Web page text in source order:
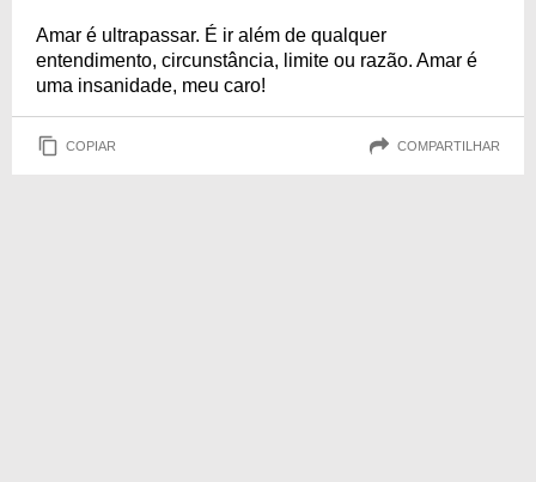
Amar é ultrapassar. É ir além de qualquer
entendimento, circunstância, limite ou razão. Amar é
uma insanidade, meu caro!
COPIAR COMPARTILHAR